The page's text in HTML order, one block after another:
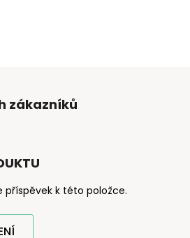
zákazníků
příspěvek k této položce.